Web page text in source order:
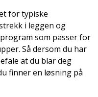
for typiske
i leggen og
som passer for
Så dersom du har
at du blar deg
finner en løsning på